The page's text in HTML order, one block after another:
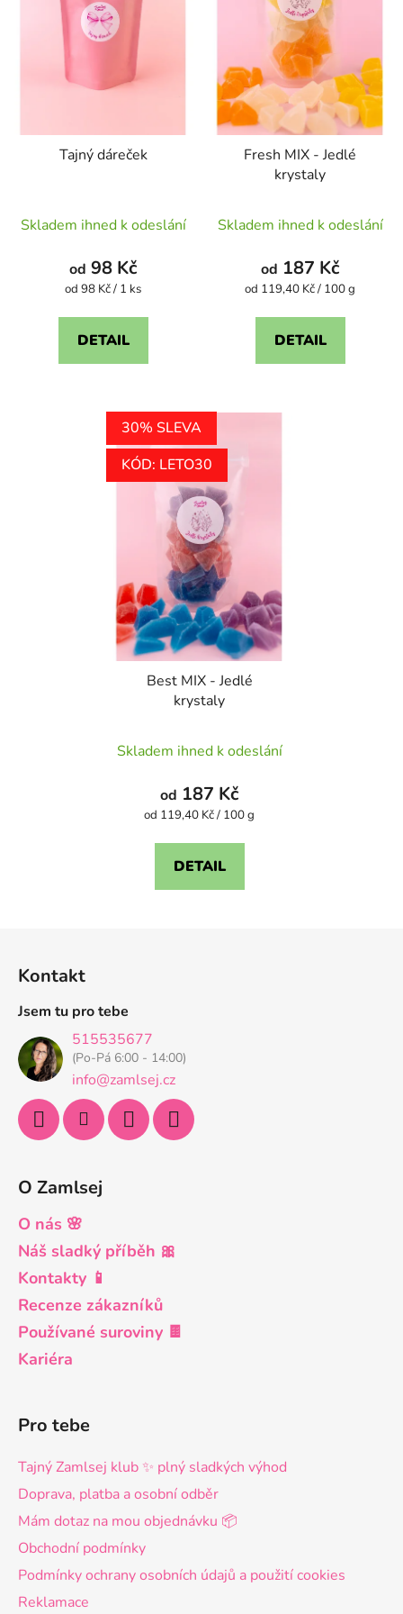
Tajný dáreček
hodnocení
produktu
je
z
Skladem ihned k odeslání
od 98 Kč
Měrná
od 98 Kč / 1 ks
DETAIL
Fresh MIX - Jedlé
krystaly
hodnocení
produktu
je
z
Skladem ihned k odeslání
od 187 Kč
Měrná
od 119,40 Kč / 100 g
DETAIL
30% SLEVA
KÓD: LETO30
Best MIX - Jedlé
krystaly
hodnocení
produktu
je
z
Skladem ihned k odeslání
od 187 Kč
Měrná
od 119,40 Kč / 100 g
DETAIL
Kontakt
Jsem tu pro tebe
515535677
(Po-Pá 6:00 - 14:00)
info@zamlsej.cz
O Zamlsej
O nás 🌸
Náš sladký příběh 🎀
Kontakty 📱
Recenze zákazníků
Používané suroviny 🍫
Kariéra
Pro tebe
Tajný Zamlsej klub ✨ plný sladkých výhod
Doprava, platba a osobní odběr
Mám dotaz na mou objednávku 📦
Obchodní podmínky
Podmínky ochrany osobních údajů a použití cookies
Reklamace